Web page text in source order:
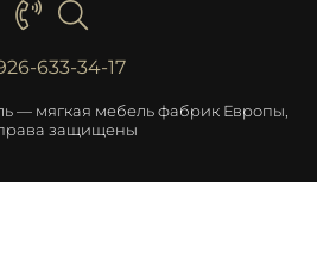
633-34-17
— мягкая мебель фабрик Европы,
защищены